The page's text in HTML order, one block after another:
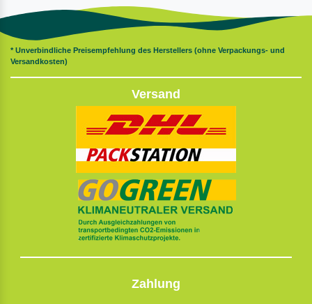
* Unverbindliche Preisempfehlung des Herstellers (ohne Verpackungs- und
Versandkosten)
Versand
Zahlung